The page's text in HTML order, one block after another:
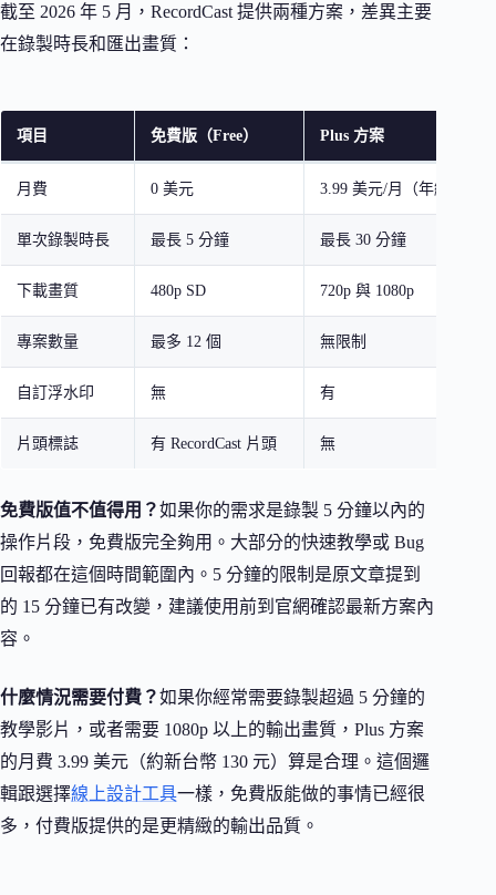
截至 2026 年 5 月，RecordCast 提供兩種方案，差異主要
在錄製時長和匯出畫質：
項目 免費版（Free） Plus 方案
月費 0 美元 3.99 美元/月（年繳 47.88
單次錄製時長 最長 5 分鐘 最長 30 分鐘
下載畫質 480p SD 720p 與 1080p
專案數量 最多 12 個 無限制
自訂浮水印 無 有
片頭標誌 有 RecordCast 片頭 無
免費版值不值得用？如果你的需求是錄製 5 分鐘以內的
操作片段，免費版完全夠用。大部分的快速教學或 Bug
回報都在這個時間範圍內。5 分鐘的限制是原文章提到
的 15 分鐘已有改變，建議使用前到官網確認最新方案內
容。
什麼情況需要付費？如果你經常需要錄製超過 5 分鐘的
教學影片，或者需要 1080p 以上的輸出畫質，Plus 方案
的月費 3.99 美元（約新台幣 130 元）算是合理。這個邏
輯跟選擇線上設計工具一樣，免費版能做的事情已經很
多，付費版提供的是更精緻的輸出品質。